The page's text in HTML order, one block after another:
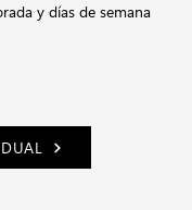
y días de semana